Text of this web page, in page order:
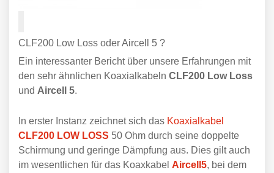
CLF200 Low Loss oder Aircell 5 ?
Ein interessanter Bericht über unsere Erfahrungen mit
den sehr ähnlichen Koaxialkabeln CLF200 Low Loss
und Aircell 5.
In erster Instanz zeichnet sich das Koaxialkabel
CLF200 LOW LOSS 50 Ohm durch seine doppelte
Schirmung und geringe Dämpfung aus. Dies gilt auch
im wesentlichen für das Koaxkabel Aircell5, bei dem